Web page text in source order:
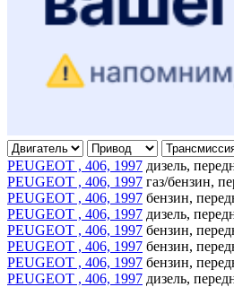
PEUGEOT , 406, 1997 дизель,
PEUGEOT , 406, 1997 газ/бензин,
PEUGEOT , 406, 1997 бензин,
PEUGEOT , 406, 1997 дизель,
PEUGEOT , 406, 1997 бензин,
PEUGEOT , 406, 1997 бензин,
PEUGEOT , 406, 1997 бензин,
PEUGEOT , 406, 1997 дизель,